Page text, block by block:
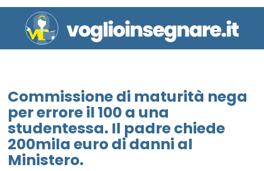
Commissione di maturità nega
per errore il 100 a una
studentessa. Il padre chiede
200mila euro di danni al
Ministero.